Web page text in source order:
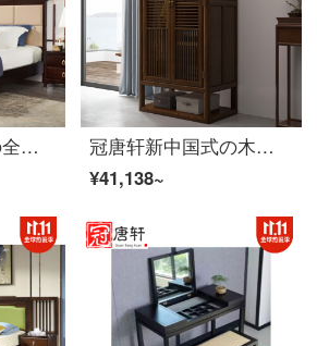
冠唐軒新中国式の全実木ベッド現代簡単結婚ベッドの皮質ダブルベッドの主な寝室の家は別荘ホテルの豪邸の家具を注文してベッドを注文します。1.8*2.0(烏金木)
冠唐轩新中国式の木の近代的な箪笥は簡単に寝室の禅意箪笥の家具のクローゼットの間に二つのドアを組み合わせてセットしたロッカーをカスタマイズします。
¥41,138~